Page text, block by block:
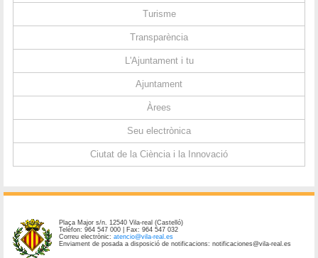
Turisme
Transparència
L'Ajuntament i tu
Ajuntament
Àrees
Seu electrònica
Ciutat de la Ciència i la Innovació
Plaça Major s/n. 12540 Vila-real (Castelló)
Telèfon: 964 547 000 | Fax: 964 547 032
Correu electrònic:atencio@vila-real.es
Enviament de posada a disposició de notificacions: notificaciones@vila-real.es